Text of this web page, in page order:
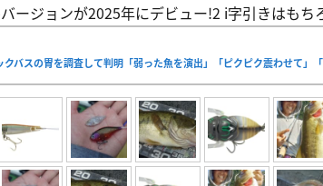
ージョンが2025年にデビュー!2 i字引きはも
バスの胃を調査して判明「弱った魚を演出」「ピクピク震わせて」「